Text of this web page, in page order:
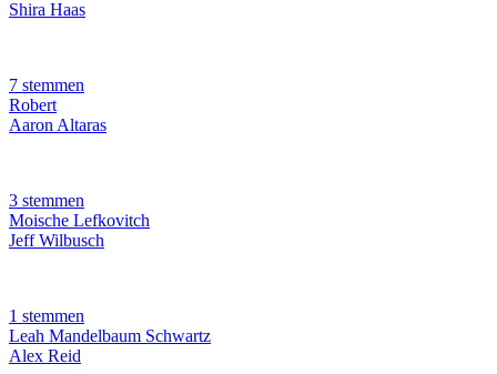
Shira Haas
7 stemmen
Robert
Aaron Altaras
3 stemmen
Moische Lefkovitch
Jeff Wilbusch
1 stemmen
Leah Mandelbaum Schwartz
Alex Reid